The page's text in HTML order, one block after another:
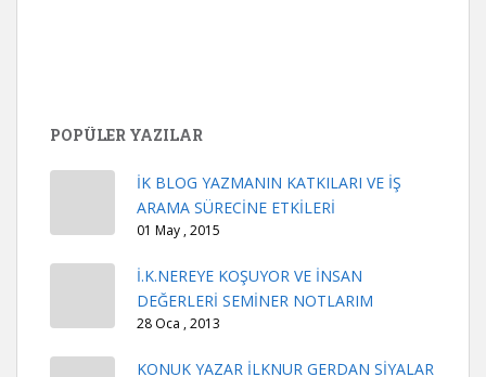
POPÜLER YAZILAR
İK BLOG YAZMANIN KATKILARI VE İŞ
ARAMA SÜRECİNE ETKİLERİ
01 May , 2015
İ.K.NEREYE KOŞUYOR VE İNSAN
DEĞERLERİ SEMİNER NOTLARIM
28 Oca , 2013
KONUK YAZAR İLKNUR GERDAN SİYALAR